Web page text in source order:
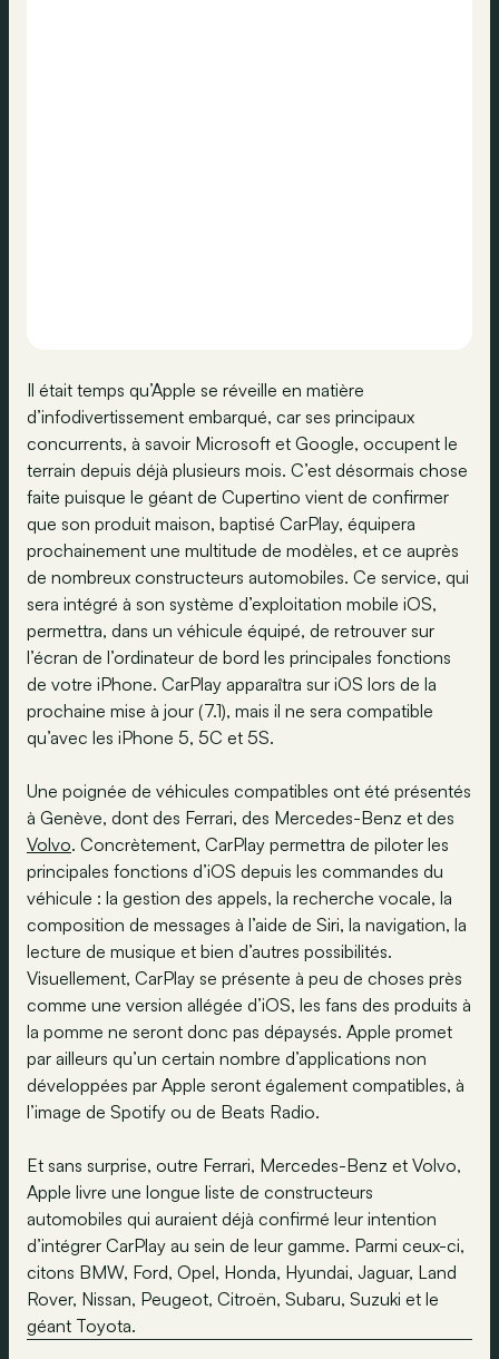
Il était temps qu’Apple se réveille en matière
d’infodivertissement embarqué, car ses principaux
concurrents, à savoir Microsoft et Google, occupent le
terrain depuis déjà plusieurs mois. C’est désormais chose
faite puisque le géant de Cupertino vient de confirmer
que son produit maison, baptisé CarPlay, équipera
prochainement une multitude de modèles, et ce auprès
de nombreux constructeurs automobiles. Ce service, qui
sera intégré à son système d’exploitation mobile iOS,
permettra, dans un véhicule équipé, de retrouver sur
l’écran de l’ordinateur de bord les principales fonctions
de votre iPhone. CarPlay apparaîtra sur iOS lors de la
prochaine mise à jour (7.1), mais il ne sera compatible
qu’avec les iPhone 5, 5C et 5S.
Une poignée de véhicules compatibles ont été présentés
à Genève, dont des Ferrari, des Mercedes-Benz et des
Volvo. Concrètement, CarPlay permettra de piloter les
principales fonctions d’iOS depuis les commandes du
véhicule : la gestion des appels, la recherche vocale, la
composition de messages à l’aide de Siri, la navigation, la
lecture de musique et bien d’autres possibilités.
Visuellement, CarPlay se présente à peu de choses près
comme une version allégée d’iOS, les fans des produits à
la pomme ne seront donc pas dépaysés. Apple promet
par ailleurs qu’un certain nombre d’applications non
développées par Apple seront également compatibles, à
l’image de Spotify ou de Beats Radio.
Et sans surprise, outre Ferrari, Mercedes-Benz et Volvo,
Apple livre une longue liste de constructeurs
automobiles qui auraient déjà confirmé leur intention
d’intégrer CarPlay au sein de leur gamme. Parmi ceux-ci,
citons BMW, Ford, Opel, Honda, Hyundai, Jaguar, Land
Rover, Nissan, Peugeot, Citroën, Subaru, Suzuki et le
géant Toyota.